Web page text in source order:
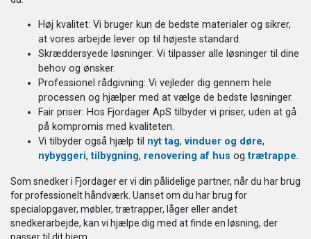
Høj kvalitet: Vi bruger kun de bedste materialer og sikrer,
at vores arbejde lever op til højeste standard.
Skræddersyede løsninger: Vi tilpasser alle løsninger til dine
behov og ønsker.
Professionel rådgivning: Vi vejleder dig gennem hele
processen og hjælper med at vælge de bedste løsninger.
Fair priser: Hos Fjordager ApS tilbyder vi priser, uden at gå
på kompromis med kvaliteten.
Vi tilbyder også hjælp til nyt tag, vinduer og døre,
nybyggeri,tilbygning, renovering af hus ogtrætrappe.
Som snedker i Fjordager er vi din pålidelige partner, når du har brug
for professionelt håndværk. Uanset om du har brug for
specialopgaver, møbler, trætrapper, låger eller andet
snedkerarbejde, kan vi hjælpe dig med at finde en løsning, der